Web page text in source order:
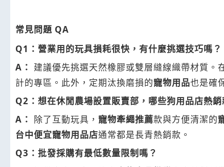
常見問題 QA
Q1：營業用的玩具損耗很快，有什麼挑選技巧嗎？
A： 建議優先挑選天然橡膠或雙層縫線織帶材質。
計的專區。此外，定期汰換磨損的寵物用品也是確
Q2：想在休閒農場設置販賣部，哪些狗用品店熱銷
A： 除了互動玩具， 寵物牽繩推薦款與方便清潔的
台中便宜寵物用品店通常都是長青熱銷款。
Q3：批發採購有最低數量限制嗎？